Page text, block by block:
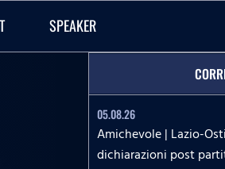
SPEAKER
05.08.26
Amichevole | Lazio-
dichiarazioni post